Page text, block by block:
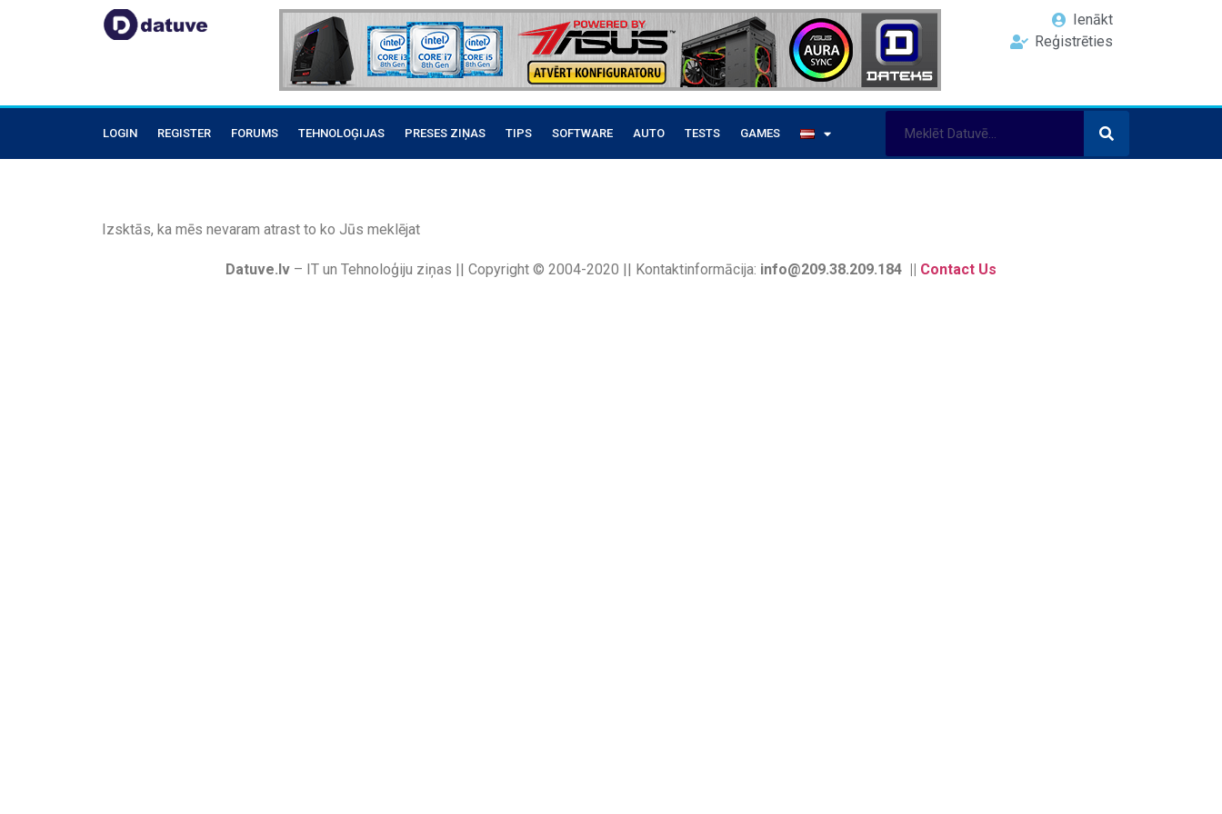
Ienākt
Reģistrēties
LOGIN REGISTER FORUMS TEHNOLOĢIJAS PRESES ZIŅAS TIPS SOFTWARE AUTO TESTS GAMES
Izsktās, ka mēs nevaram atrast to ko Jūs meklējat
Datuve.lv – IT un Tehnoloģiju ziņas || Copyright © 2004-2020 || Kontaktinformācija: info@209.38.209.184 || Contact Us